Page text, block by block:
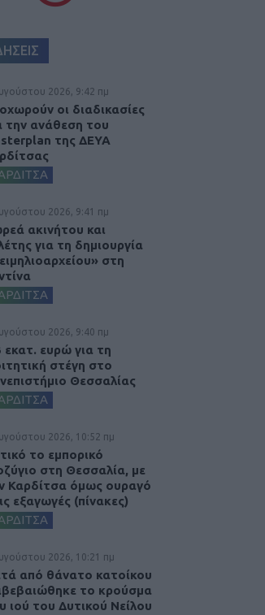
2026, 9:42 πμ
οι διαδικασίες
την ανάθεση του
της ΔΕΥΑ
2026, 9:41 πμ
ακινήτου και
για τη δημιουργία
στη
2026, 9:40 πμ
εκατ. ευρώ για τη
στέγη στο
Θεσσαλίας
2026, 10:52 πμ
το εμπορικό
στη Θεσσαλία, με
Καρδίτσα όμως ουραγό
εξαγωγές (πίνακες)
2026, 10:21 πμ
από θάνατο κατοίκου
το κρούσμα
ιού του Δυτικού Νείλου